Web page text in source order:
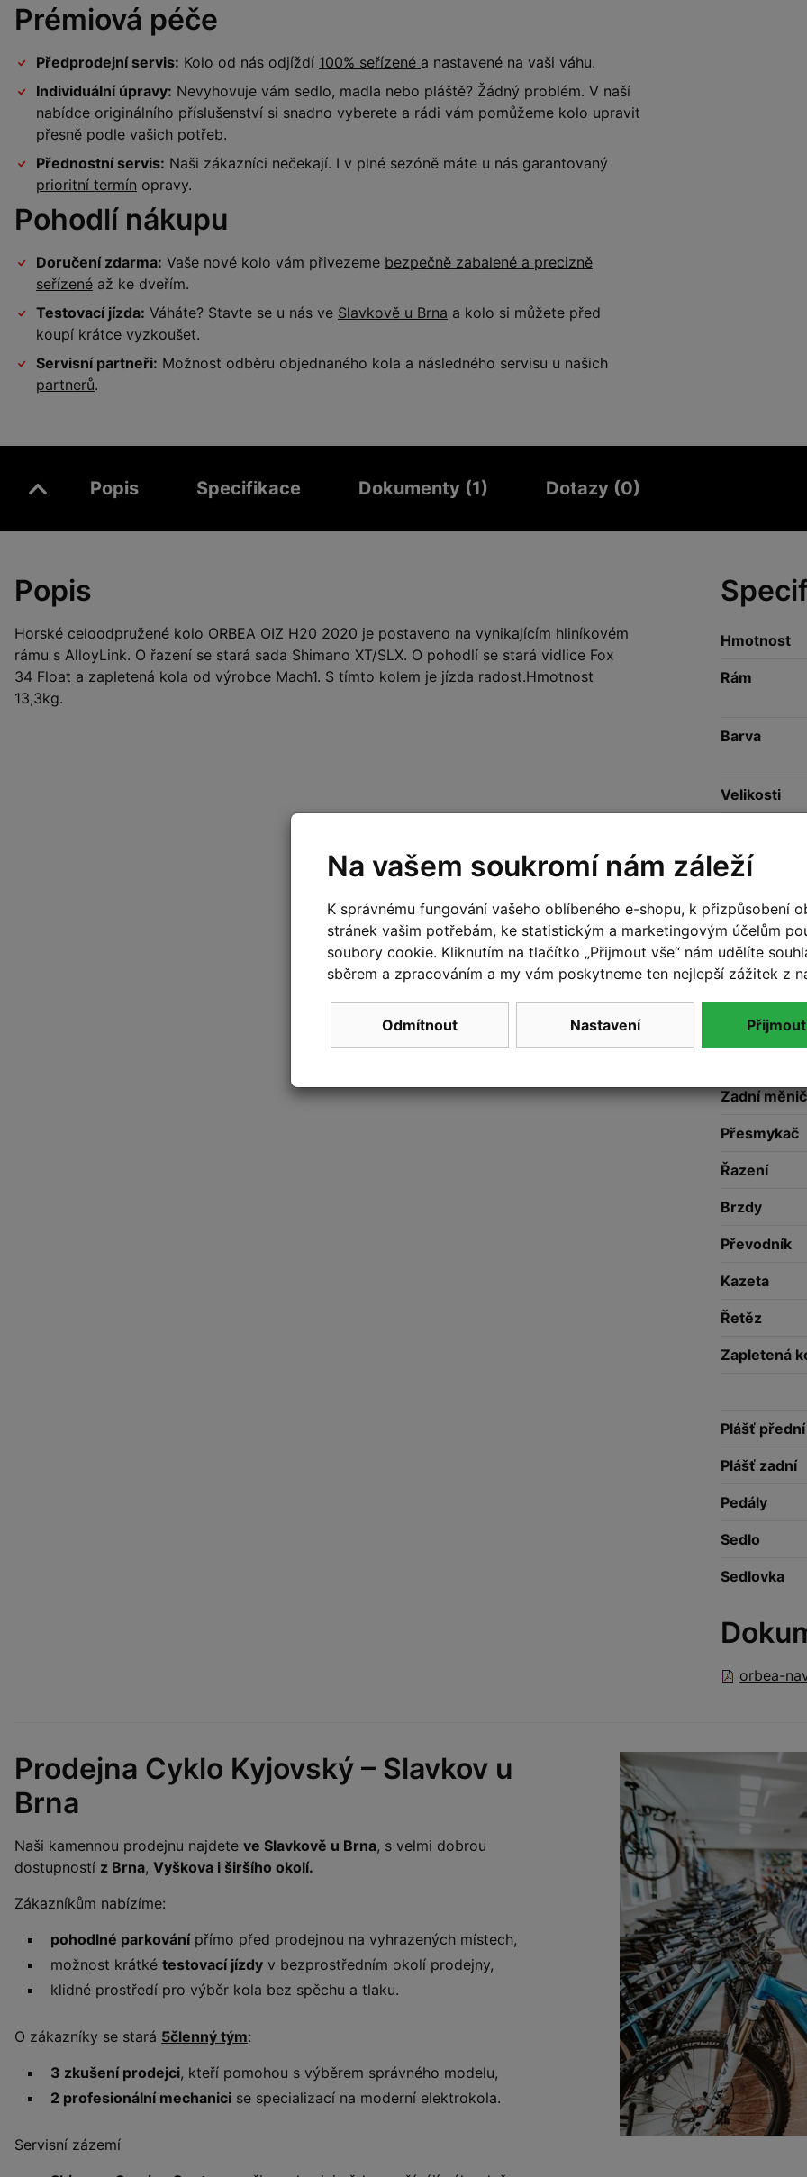
Prémiová péče
Předprodejní servis: Kolo od nás odjíždí 100% seřízené a nastavené na vaši váhu.
Individuální úpravy: Nevyhovuje vám sedlo, madla nebo pláště? Žádný problém. V naší
nabídce originálního příslušenství si snadno vyberete a rádi vám pomůžeme kolo upravit
přesně podle vašich potřeb.
Přednostní servis: Naši zákazníci nečekají. I v plné sezóně máte u nás garantovaný
prioritní termín opravy.
Pohodlí nákupu
Doručení zdarma: Vaše nové kolo vám přivezeme bezpečně zabalené a precizně
seřízené až ke dveřím.
Testovací jízda: Váháte? Stavte se u nás ve Slavkově u Brna a kolo si můžete před
koupí krátce vyzkoušet.
Servisní partneři: Možnost odběru objednaného kola a následného servisu u našich
partnerů.
Popis Specifikace Dokumenty (1) Dotazy (0)
Popis
Horské celoodpružené kolo ORBEA OIZ H20 2020 je postaveno na vynikajícím hliníkovém
rámu s AlloyLink. O řazení se stará sada Shimano XT/SLX. O pohodlí se stará vidlice Fox
34 Float a zapletená kola od výrobce Mach1. S tímto kolem je jízda radost.Hmotnost
13,3kg.
Hmotnost
Rám
Barva
Velikosti
Hlavové
Představec
Řidítka
Zadní měnič
Přesmykač
Řazení
Brzdy
Převodník
Kazeta
Řetěz
Zapletená
Plášť přední
Plášť zadní
Pedály
Sedlo
Sedlovka
orbea-
Prodejna Cyklo Kyjovský – Slavkov u
Brna
Naši kamennou prodejnu najdete ve Slavkově u Brna, s velmi dobrou
dostupností z Brna, Vyškova i širšího okolí.
Zákazníkům nabízíme:
pohodlné parkovánípřímo před prodejnou na vyhrazených místech,
možnost krátké testovací jízdy v bezprostředním okolí prodejny,
klidné prostředí pro výběr kola bez spěchu a tlaku.
O zákazníky se stará 5členný tým:
3 zkušení prodejci, kteří pomohou s výběrem správného modelu,
2 profesionální mechanici se specializací na moderní elektrokola.
Servisní zázemí
Na vašem soukromí nám záleží
K správnému fungování vašeho oblíbeného e-shopu, k přizpůsobení
stránek vašim potřebám, ke statistickým a marketingovým účelům
soubory cookie. Kliknutím na tlačítko „Přijmout vše“ nám udělíte
sběrem a zpracováním a my vám poskytneme ten nejlepší zážitek z
Odmítnout Nastavení